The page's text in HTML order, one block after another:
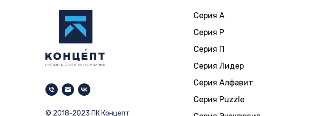
© 2018-2023 ПК Концепт
Серия А
Серия Р
Серия П
Серия Лидер
Серия Алфавит
Серия Puzzle